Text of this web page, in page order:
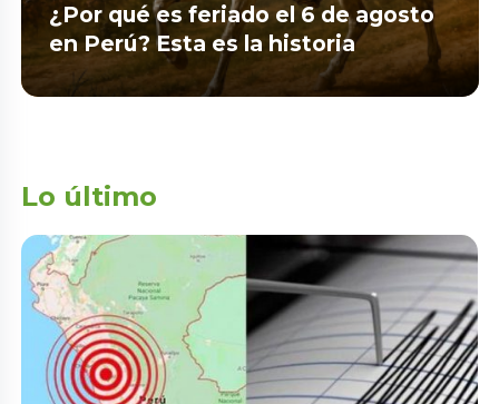
¿Por qué es feriado el 6 de agosto
en Perú? Esta es la historia
Lo último